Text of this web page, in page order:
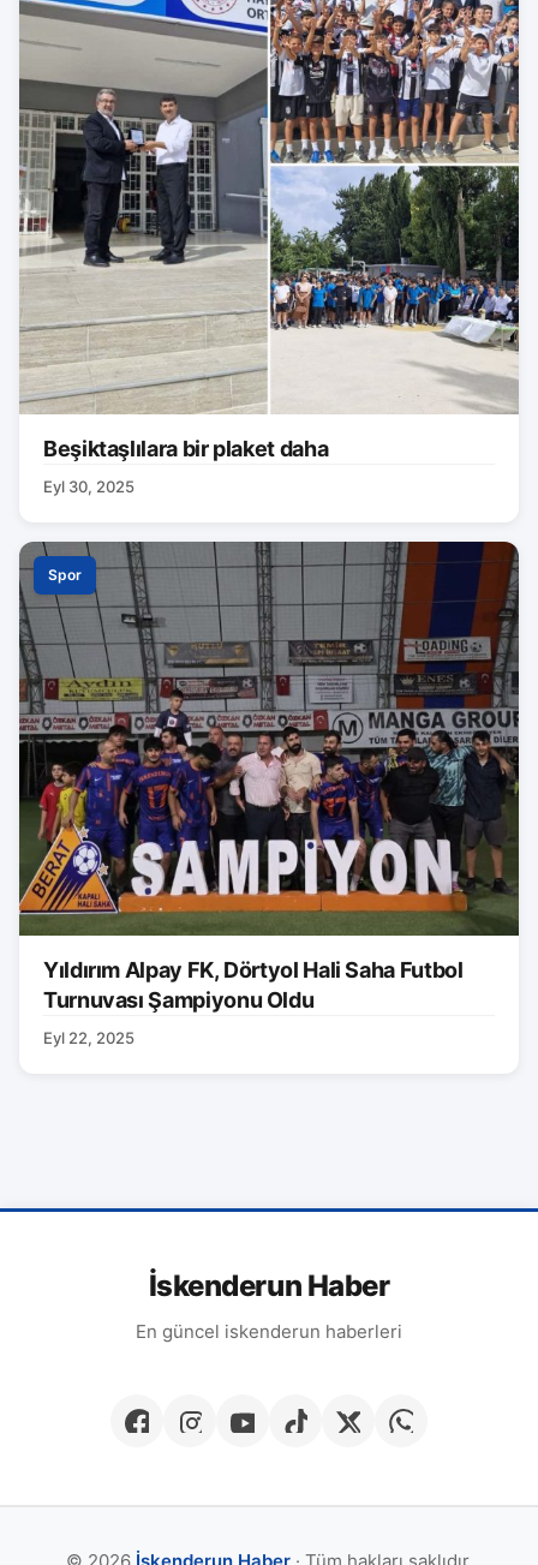
Beşiktaşlılara bir plaket daha
Eyl 30, 2025
Spor
Yıldırım Alpay FK, Dörtyol Hali Saha Futbol
Turnuvası Şampiyonu Oldu
Eyl 22, 2025
İskenderun Haber
En güncel iskenderun haberleri